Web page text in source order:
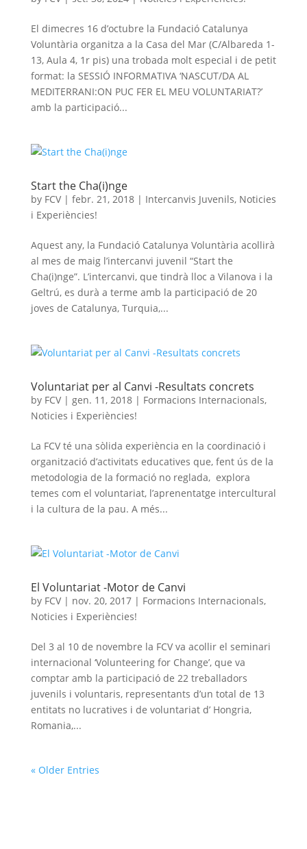
El dimecres 16 d’octubre la Fundació Catalunya
Voluntària organitza a la Casa del Mar (C/Albareda 1-
13, Aula 4, 1r pis) una trobada molt especial i de petit
format: la SESSIÓ INFORMATIVA ‘NASCUT/DA AL
MEDITERRANI:ON PUC FER EL MEU VOLUNTARIAT?’
amb la participació...
Start the Cha(i)nge
by FCV| febr. 21, 2018| Intercanvis Juvenils, Noticies
i Experiències!
Aquest any, la Fundació Catalunya Voluntària acollirà
al mes de maig l’intercanvi juvenil “Start the
Cha(i)nge”. L’intercanvi, que tindrà lloc a Vilanova i la
Geltrú, es durà a terme amb la participació de 20
joves de Catalunya, Turquia,...
Voluntariat per al Canvi -Resultats concrets
by FCV| gen. 11, 2018| Formacions Internacionals,
Noticies i Experiències!
La FCV té una sòlida experiència en la coordinació i
organització d’activitats educatives que, fent ús de la
metodologia de la formació no reglada, explora
temes com el voluntariat, l’aprenentatge intercultural
i la cultura de la pau. A més...
El Voluntariat -Motor de Canvi
by FCV| nov. 20, 2017| Formacions Internacionals,
Noticies i Experiències!
Del 3 al 10 de novembre la FCV va acollir el seminari
internacional ‘Volunteering for Change’, que va
comptar amb la participació de 22 treballadors
juvenils i voluntaris, representants d’un total de 13
entitats no lucratives i de voluntariat d’ Hongria,
Romania,...
« Older Entries